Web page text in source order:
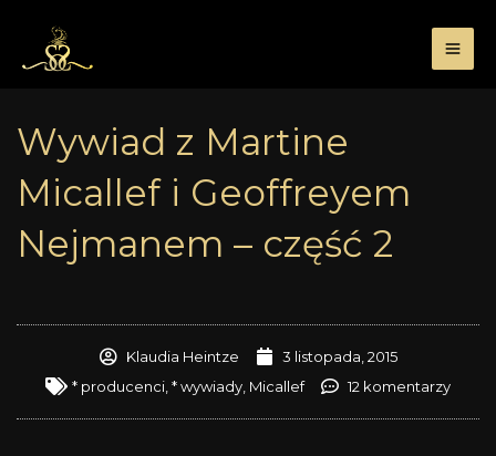
treści
Wywiad z Martine
Micallef i Geoffreyem
Nejmanem – część 2
Klaudia Heintze
3 listopada, 2015
* producenci * wywiady Micallef 12 komentarzy